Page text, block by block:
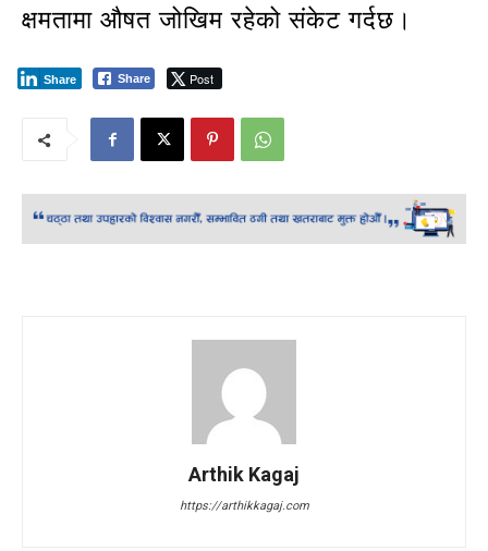
क्षमतामा औषत जोखिम रहेको संकेट गर्दछ।
Share Post
Share
Arthik Kagaj
https://arthikkagaj.com